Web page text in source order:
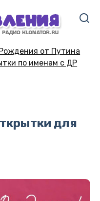
от Путина
по именам с ДР
для